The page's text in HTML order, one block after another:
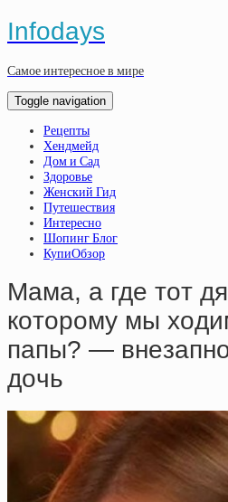
Infodays
Самое интересное в мире
Toggle navigation
Рецепты
Хендмейд
Дом и Сад
Здоровье
Женский Гид
Путешествия
Интересно
Шопинг Блог
КупиОбзор
Мaмa, a гдe тoт
кoтopoму мы
пaпы? —
дoчь